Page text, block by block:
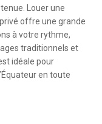
Louer une
offre une grande
à votre rythme,
traditionnels et
idéale pour
en toute